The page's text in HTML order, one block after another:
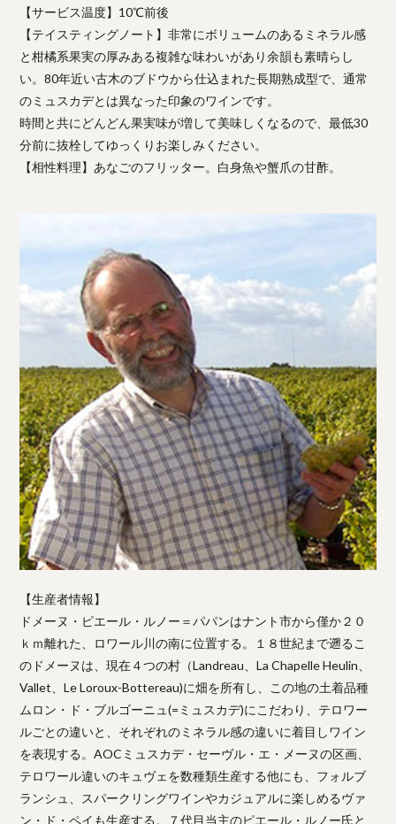
【サービス温度】10℃前後
【テイスティングノート】非常にボリュームのあるミネラル感
と柑橘系果実の厚みある複雑な味わいがあり余韻も素晴らし
い。80年近い古木のブドウから仕込まれた長期熟成型で、通常
のミュスカデとは異なった印象のワインです。
時間と共にどんどん果実味が増して美味しくなるので、最低30
分前に抜栓してゆっくりお楽しみください。
【相性料理】あなごのフリッター。白身魚や蟹爪の甘酢。
【生産者情報】
ドメーヌ・ピエール・ルノー＝パパンはナント市から僅か２０
ｋｍ離れた、ロワール川の南に位置する。１８世紀まで遡るこ
のドメーヌは、現在４つの村（Landreau、La Chapelle Heulin、
Vallet、Le Loroux-Bottereau)に畑を所有し、この地の土着品種
ムロン・ド・ブルゴーニュ(=ミュスカデ)にこだわり、テロワー
ルごとの違いと、それぞれのミネラル感の違いに着目しワイン
を表現する。AOCミュスカデ・セーヴル・エ・メーヌの区画、
テロワール違いのキュヴェを数種類生産する他にも、フォルブ
ランシュ、スパークリングワインやカジュアルに楽しめるヴァ
ン・ド・ペイも生産する。７代目当主のピエール・ルノー氏と